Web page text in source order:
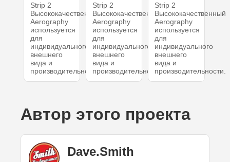
Strip 2
Высококачественный
Aerography
используется
для
индивидуального
внешнего
вида и
производительности.
Strip 2
Высококачественный
Aerography
используется
для
индивидуального
внешнего
вида и
производительности.
Strip 2
Высококачественный
Aerography
используется
для
индивидуального
внешнего
вида и
производительности.
Автор этого проекта
Dave.Smith